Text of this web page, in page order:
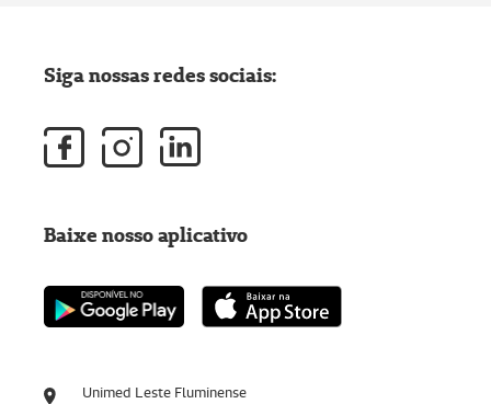
Unimed Leste Fluminense
Siga nossas redes sociais:
Baixe nosso aplicativo